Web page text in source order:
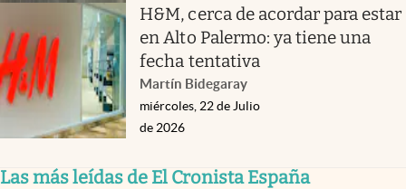
H&M, cerca de acordar para estar
en Alto Palermo: ya tiene una
fecha tentativa
Martín Bidegaray
miércoles, 22 de Julio
de 2026
Las más leídas de El Cronista España